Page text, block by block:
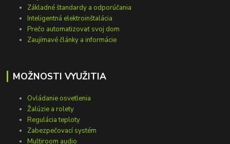
Základné štandardy a odporúčania
Inteligentná elektroinštalácia
Prečo automatizovať svoj dom
Zaujímavé články a informácie
MOŽNOSTI VYUŽITIA
Ovládanie osvetlenia
Žalúzie a rolety
Regulácia teploty
Zabezpečovací systém
Multiroom audio